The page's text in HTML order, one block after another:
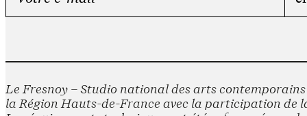
Le Fresnoy – Studio national des arts
la Région Hauts-de-France avec la participation de